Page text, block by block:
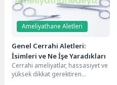
Ameliyathane Aletleri
Genel Cerrahi Aletleri:
İsimleri ve Ne İşe Yaradıkları
Cerrahi ameliyatlar, hassasiyet ve
yüksek dikkat gerektiren